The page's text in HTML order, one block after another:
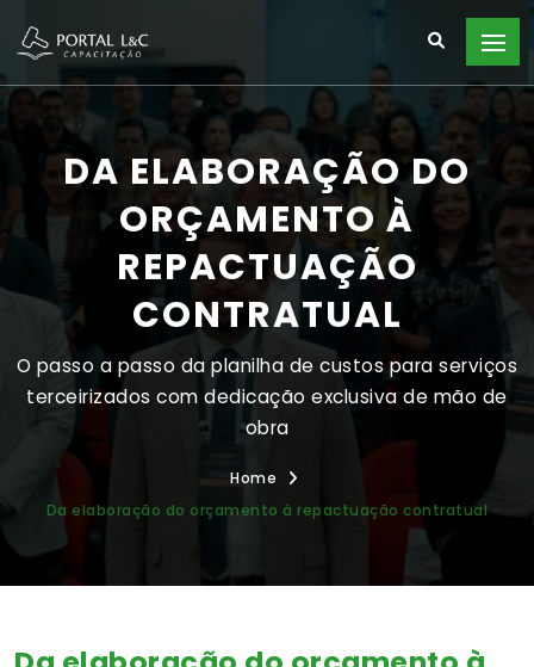
DA ELABORAÇÃO DO
ORÇAMENTO À
REPACTUAÇÃO
CONTRATUAL
O passo a passo da planilha de custos para serviços
terceirizados com dedicação exclusiva de mão de
obra
Home
Da elaboração do orçamento à repactuação contratual